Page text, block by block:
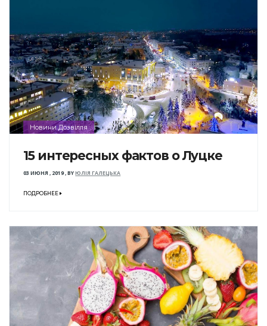
Новини Дозвілля
15 интересных фактов о Луцке
03 ИЮНЯ , 2019,BYЮЛІЯ ГАЛЕЦЬКА
ПОДРОБНЕЕ